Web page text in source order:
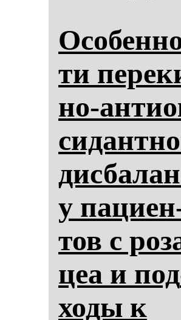
ти
но-
у
тов с
цеа и
хо­ды к